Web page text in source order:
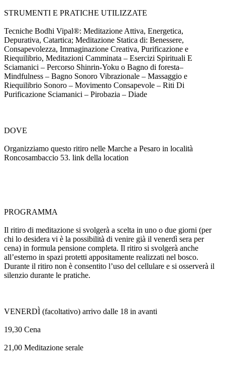
STRUMENTI E PRATICHE UTILIZZATE
Tecniche Bodhi Vipal®: Meditazione Attiva, Energetica,
Depurativa, Catartica; Meditazione Statica di: Benessere,
Consapevolezza, Immaginazione Creativa, Purificazione e
Riequilibrio, Meditazioni Camminata – Esercizi Spirituali E
Sciamanici – Percorso Shinrin-Yoku o Bagno di foresta–
Mindfulness – Bagno Sonoro Vibrazionale – Massaggio e
Riequilibrio Sonoro – Movimento Consapevole – Riti Di
Purificazione Sciamanici – Pirobazia – Diade
DOVE
Organizziamo questo ritiro nelle Marche a Pesaro in località
Roncosambaccio 53. link della location
PROGRAMMA
Il ritiro di meditazione si svolgerà a scelta in uno o due giorni (per
chi lo desidera vi è la possibilità di venire già il venerdì sera per
cena) in formula pensione completa. Il ritiro si svolgerà anche
all’esterno in spazi protetti appositamente realizzati nel bosco.
Durante il ritiro non è consentito l’uso del cellulare e si osserverà il
silenzio durante le pratiche.
VENERDÌ (facoltativo) arrivo dalle 18 in avanti
19,30 Cena
21,00 Meditazione serale